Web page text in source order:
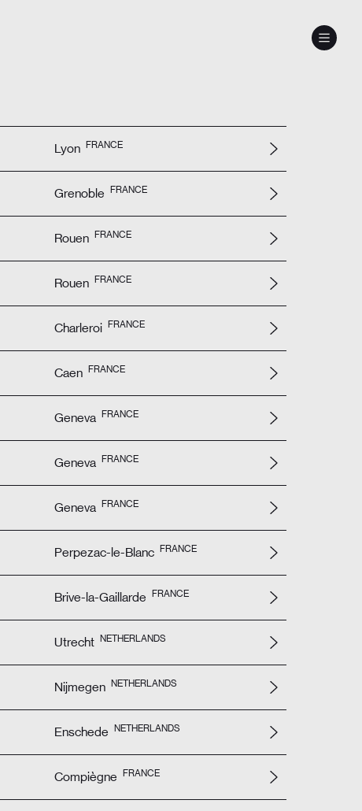
Lyon FRANCE
Grenoble FRANCE
Rouen FRANCE
Rouen FRANCE
Charleroi FRANCE
Caen FRANCE
Geneva FRANCE
Geneva FRANCE
Geneva FRANCE
Perpezac-le-Blanc FRANCE
Brive-la-Gaillarde FRANCE
Utrecht NETHERLANDS
Nijmegen NETHERLANDS
Enschede NETHERLANDS
Compiègne FRANCE